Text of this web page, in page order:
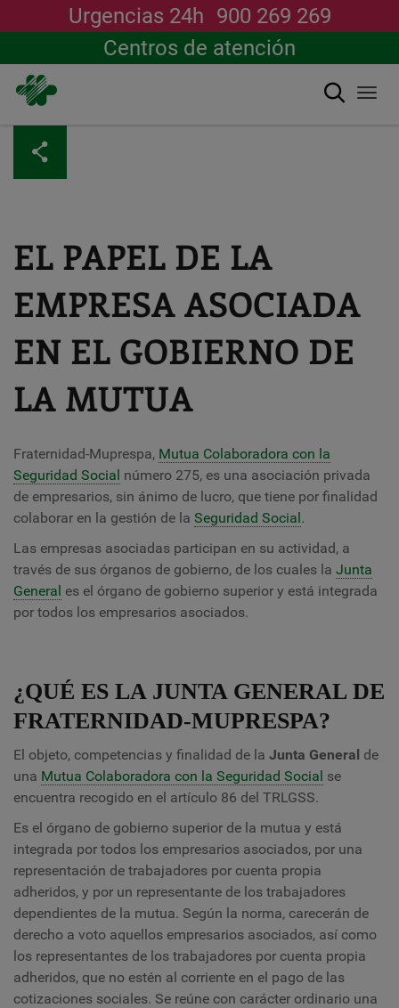
contenido
principal
Urgencias 24h 900 269 269
Centros de atención
Buscar
EL PAPEL DE LA
EMPRESA ASOCIADA
EN EL GOBIERNO DE
LA MUTUA
Fraternidad-Muprespa, Mutua Colaboradora con la
Seguridad Social número 275, es una asociación privada
de empresarios, sin ánimo de lucro, que tiene por finalidad
colaborar en la gestión de la Seguridad Social.
Las empresas asociadas participan en su actividad, a
través de sus órganos de gobierno, de los cuales la Junta
General es el órgano de gobierno superior y está integrada
por todos los empresarios asociados.
¿QUÉ ES LA JUNTA GENERAL DE
FRATERNIDAD-MUPRESPA?
El objeto, competencias y finalidad de la Junta General de
una Mutua Colaboradora con la Seguridad Social se
encuentra recogido en el artículo 86 del TRLGSS.
Es el órgano de gobierno superior de la mutua y está
integrada por todos los empresarios asociados, por una
representación de trabajadores por cuenta propia
adheridos, y por un representante de los trabajadores
dependientes de la mutua. Según la norma, carecerán de
derecho a voto aquellos empresarios asociados, así como
los representantes de los trabajadores por cuenta propia
adheridos, que no estén al corriente en el pago de las
cotizaciones sociales. Se reúne con carácter ordinario una